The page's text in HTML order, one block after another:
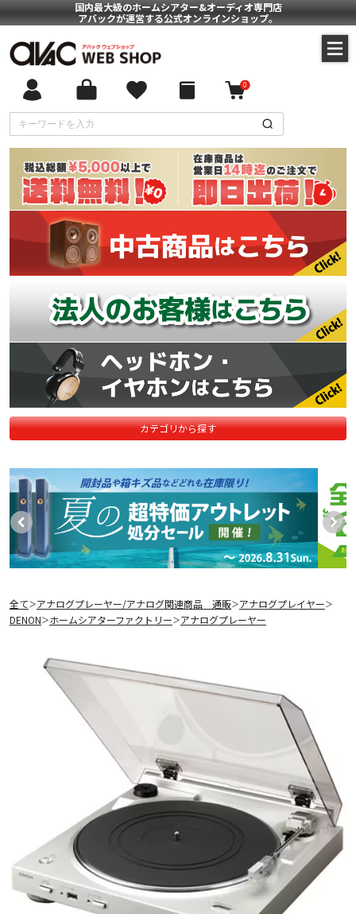
国内最大級のホームシアター&オーディオ専門店
アバックが運営する公式オンラインショップ。
0
カテゴリから探す
全て＞アナログプレーヤー/アナログ関連商品 通販＞アナログプレイヤー＞
DENON＞ホームシアターファクトリー＞アナログプレーヤー